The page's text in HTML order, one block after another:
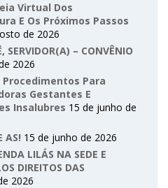
Virtual Dos
E Os Próximos Passos
de 2026
SERVIDOR(A) – CONVÊNIO
2026
Procedimentos Para
Gestantes E
Insalubres 15 de junho de
AS! 15 de junho de 2026
LILÁS NA SEDE E
DIREITOS DAS
2026